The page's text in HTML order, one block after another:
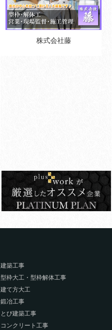
株式会社藤
建築工事
型枠大工・型枠解体工事
建て方大工
鍛冶工事
とび建築工事
コンクリート工事